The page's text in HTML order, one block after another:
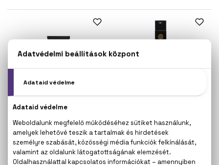
NATURA SIBERICA
Frissítő arctisztító gél
150 ml
2.930 Ft
Energia tusfürdő és sampon
250 ml
2.130 Ft